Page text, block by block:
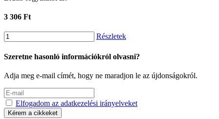
3 306 Ft
Részletek
Szeretne hasonló információkról olvasni?
Adja meg e-mail címét, hogy ne maradjon le az újdonságokról.
Elfogadom az adatkezelési irányelveket
Kérem a cikkeket